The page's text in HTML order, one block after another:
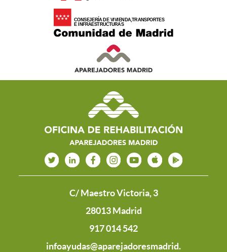
C/ Maestro Victoria, 3
28013 Madrid
917 014 542
infoayudas@aparejadoresmadrid.